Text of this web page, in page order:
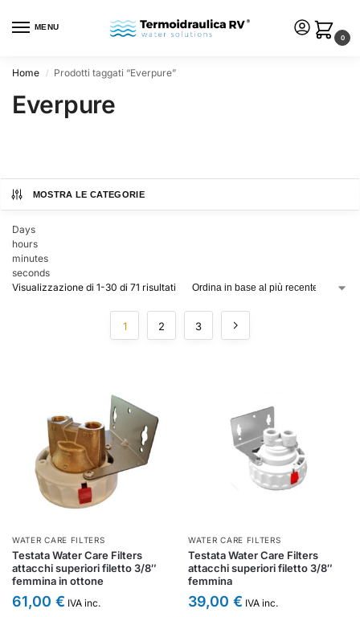
MENU
0
Home / Prodotti taggati “Everpure”
Everpure
MOSTRA LE CATEGORIE
Days
hours
minutes
seconds
Visualizzazione di 1-30 di 71 risultati
1 2 3
WATER CARE FILTERS
Testata Water Care Filters
attacchi superiori filetto 3/8″
femmina in ottone
61,00 € IVA inc.
WATER CARE FILTERS
Testata Water Care Filters
attacchi superiori filetto 3/8″
femmina
39,00 € IVA inc.